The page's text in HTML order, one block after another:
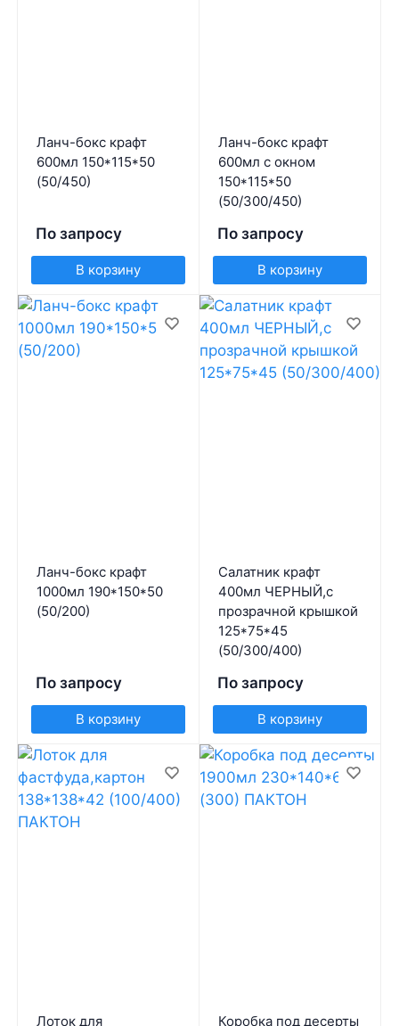
Ланч-бокс крафт
600мл 150*115*50
(50/450)
По запросу
В корзину
Ланч-бокс крафт
600мл с окном
150*115*50
(50/300/450)
По запросу
В корзину
Ланч-бокс крафт
1000мл 190*150*50
(50/200)
По запросу
В корзину
Салатник крафт
400мл ЧЕРНЫЙ,с
прозрачной крышкой
125*75*45
(50/300/400)
По запросу
В корзину
Лоток для Коробка под десерты